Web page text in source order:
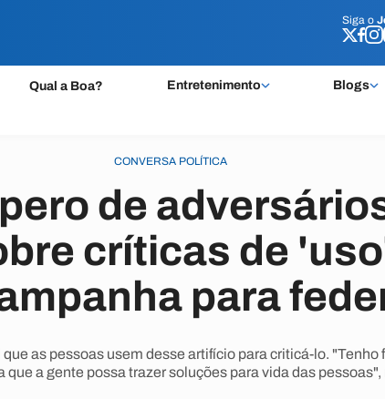
Siga o
Qual a Boa? Entretenimento Blogs
Siga o
CONVERSA POLÍTICA
de
críticas de
para
as pessoas usem desse artifício para criticá-lo.
que a gente possa trazer soluções para vida das pessoas",